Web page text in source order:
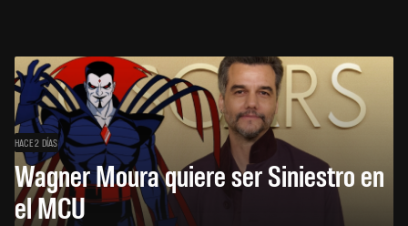
HACE 2 DÍAS
Wagner Moura quiere ser Siniestro en
el MCU